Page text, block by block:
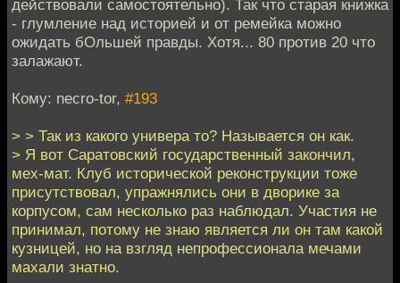
действовали самостоятельно). Так что старая книжка
- глумление над историей и от ремейка можно
ожидать бОльшей правды. Хотя... 80 против 20 что
залажают.
Кому: necro-tor, #193
> > Так из какого универа то? Называется он как.
> Я вот Саратовский государственный закончил,
мех-мат. Клуб исторической реконструкции тоже
присутствовал, упражнялись они в дворике за
корпусом, сам несколько раз наблюдал. Участия не
принимал, потому не знаю является ли он там какой
кузницей, но на взгляд непрофессионала мечами
махали знатно.